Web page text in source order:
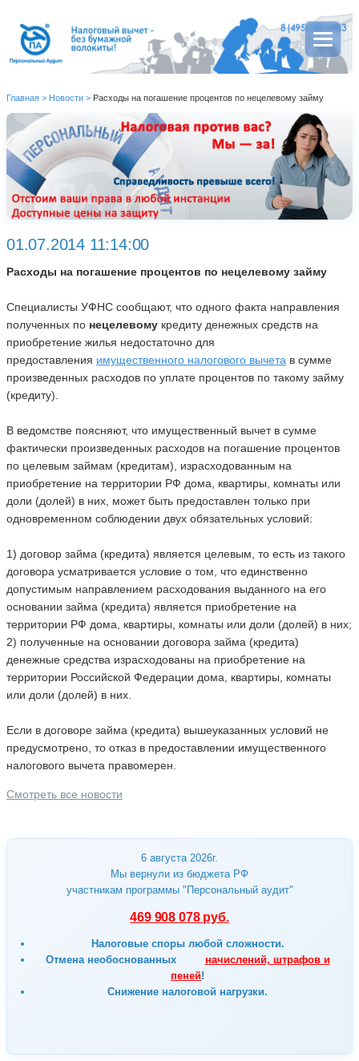
6 августа 2026г.
Мы вернули из бюджета РФ
участникам программы "Персональный аудит"
469 908 078 руб.
Налоговые споры любой сложности.
Отмена необоснованных начислений, штрафов и
пеней!
Снижение налоговой нагрузки.
Главная > Новости > Расходы на погашение процентов по нецелевому займу
01.07.2014 11:14:00
Расходы на погашение процентов по нецелевому займу
Специалисты УФНС сообщают, что одного факта направления
полученных по нецелевому кредиту денежных средств на
приобретение жилья недостаточно для
предоставления имущественного налогового вычета в сумме
произведенных расходов по уплате процентов по такому займу
(кредиту).
В ведомстве поясняют, что имущественный вычет в сумме
фактически произведенных расходов на погашение процентов
по целевым займам (кредитам), израсходованным на
приобретение на территории РФ дома, квартиры, комнаты или
доли (долей) в них, может быть предоставлен только при
одновременном соблюдении двух обязательных условий:
1) договор займа (кредита) является целевым, то есть из такого
договора усматривается условие о том, что единственно
допустимым направлением расходования выданного на его
основании займа (кредита) является приобретение на
территории РФ дома, квартиры, комнаты или доли (долей) в них;
2) полученные на основании договора займа (кредита)
денежные средства израсходованы на приобретение на
территории Российской Федерации дома, квартиры, комнаты
или доли (долей) в них.
Если в договоре займа (кредита) вышеуказанных условий не
предусмотрено, то отказ в предоставлении имущественного
налогового вычета правомерен.
Смотреть все новости